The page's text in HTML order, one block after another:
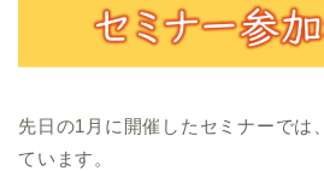
先日の1月に開催したセミナーでは、
ています。